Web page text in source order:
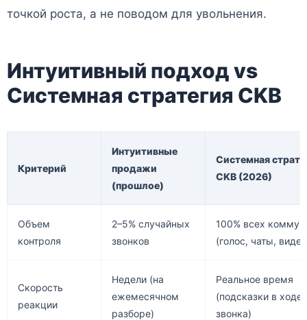
точкой роста, а не поводом для увольнения.
Интуитивный подход vs
Системная стратегия CKB
Критерий
Интуитивные
продажи
(прошлое)
Системная
CKB (2026)
Объем
контроля
2–5% случайных
звонков
100% всех
(голос, чаты,
Скорость
реакции
Недели (на
ежемесячном
разборе)
Реальное время
(подсказки в ходе
звонка)